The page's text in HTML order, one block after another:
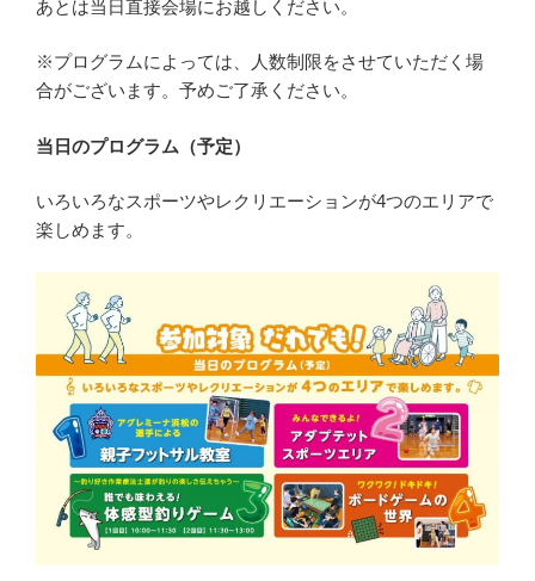
あとは当日直接会場にお越しください。
※プログラムによっては、人数制限をさせていただく場
合がございます。予めご了承ください。
当日のプログラム（予定）
いろいろなスポーツやレクリエーションが4つのエリアで
楽しめます。